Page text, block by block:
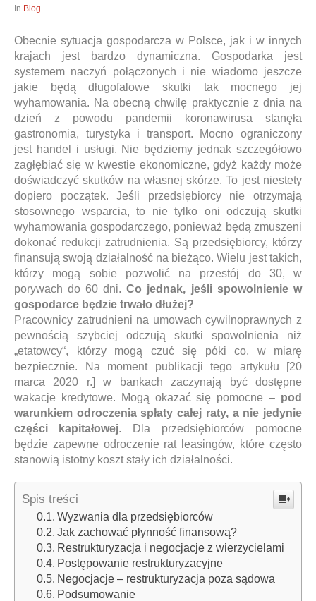
In Blog
Obecnie sytuacja gospodarcza w Polsce, jak i w innych
krajach jest bardzo dynamiczna. Gospodarka jest
systemem naczyń połączonych i nie wiadomo jeszcze
jakie będą długofalowe skutki tak mocnego jej
wyhamowania. Na obecną chwilę praktycznie z dnia na
dzień z powodu pandemii koronawirusa stanęła
gastronomia, turystyka i transport. Mocno ograniczony
jest handel i usługi. Nie będziemy jednak szczegółowo
zagłębiać się w kwestie ekonomiczne, gdyż każdy może
doświadczyć skutków na własnej skórze. To jest niestety
dopiero początek. Jeśli przedsiębiorcy nie otrzymają
stosownego wsparcia, to nie tylko oni odczują skutki
wyhamowania gospodarczego, ponieważ będą zmuszeni
dokonać redukcji zatrudnienia. Są przedsiębiorcy, którzy
finansują swoją działalność na bieżąco. Wielu jest takich,
którzy mogą sobie pozwolić na przestój do 30, w
porywach do 60 dni. Co jednak, jeśli spowolnienie w
gospodarce będzie trwało dłużej?
Pracownicy zatrudnieni na umowach cywilnoprawnych z
pewnością szybciej odczują skutki spowolnienia niż
„etatowcy“, którzy mogą czuć się póki co, w miarę
bezpiecznie. Na moment publikacji tego artykułu [20
marca 2020 r.] w bankach zaczynają być dostępne
wakacje kredytowe. Mogą okazać się pomocne – pod
warunkiem odroczenia spłaty całej raty, a nie jedynie
części kapitałowej. Dla przedsiębiorców pomocne
będzie zapewne odroczenie rat leasingów, które często
stanowią istotny koszt stały ich działalności.
Spis treści
Wyzwania dla przedsiębiorców
Jak zachować płynność finansową?
Restrukturyzacja i negocjacje z wierzycielami
Postępowanie restrukturyzacyjne
Negocjacje – restrukturyzacja poza sądowa
Podsumowanie